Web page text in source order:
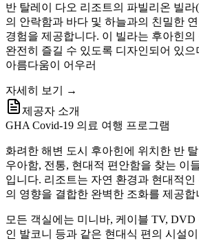
반 탈레이 다오 리조트의 파빌리온 빌라
의 안락함과 바다 및 하늘과의 친밀한
경험을 제공합니다. 이 빌라는 후아힌
완전히 즐길 수 있도록 디자인되어 있으
아름다움이 어우러
자세히 보기 →
제공자 소개
GHA Covid-19 의료 여행 프로그램
화려한 해변 도시 후아힌에 위치한 반
우아함, 전통, 현대적 편안함을 찾는 이
입니다. 리조트는 자연 환경과 현대적
의 영향을 결합한 완벽한 조화를 제공합
모든 객실에는 미니바, 케이블 TV, DVD
인 발코니 등과 같은 현대식 편의 시설